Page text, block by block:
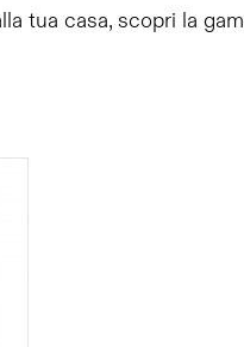
tua casa, scopri la